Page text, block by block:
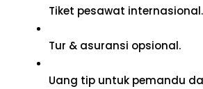
Tiket pesawat internasional.
Tur & asuransi opsional.
Uang tip untuk pemandu